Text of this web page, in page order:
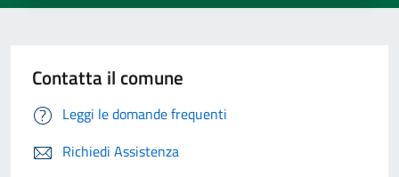
Contatta il comune
Leggi le domande frequenti
Richiedi Assistenza